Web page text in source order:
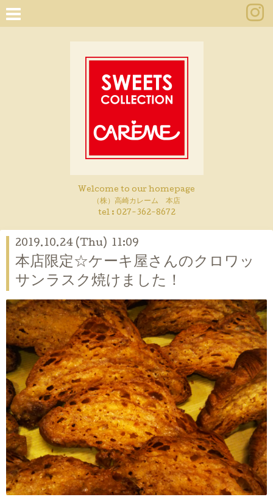
Welcome to our homepage
（株）高崎カレーム 本店
tel : 027-362-8672
2019.10.24 (Thu) 11:09
本店限定☆ケーキ屋さんのクロワッ
サンラスク焼けました！